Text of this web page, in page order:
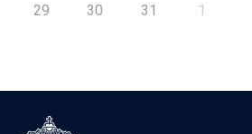
29 30 31 1